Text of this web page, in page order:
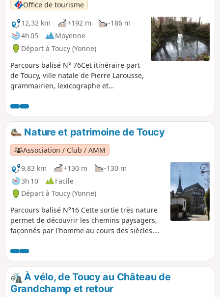
Office de tourisme
12,32 km
+192 m
-186 m
4h 05
Moyenne
Départ à Toucy (Yonne)
Parcours balisé N° 76Cet itinéraire part
de Toucy, ville natale de Pierre Larousse,
grammairien, lexicographe et
points de vue et panoramas multiples
sur des lignes de crête. Les chemins
creux qui serpentent sous une voûte
végétale dense créent une ambiance
romanesque que vous aurez plaisir à
découvrir. Puis, au détour d'un chemin,
vous tomberez sous le charme de cette
magnifique bâtisse qu'est le Château
d'Arthé.
Nature et patrimoine de Toucy
Association / Club / AMM
9,83 km
+130 m
-130 m
3h 10
Facile
Départ à Toucy (Yonne)
Parcours balisé N°16 Cette sortie très nature
permet de découvrir les chemins paysagers,
façonnés par l'homme au cours des siècles.
vue, de découvrir la Puisaye et la ville de
Toucy, blottie contre une colline.
À vélo, de Toucy au Château de
Grandchamp et retour